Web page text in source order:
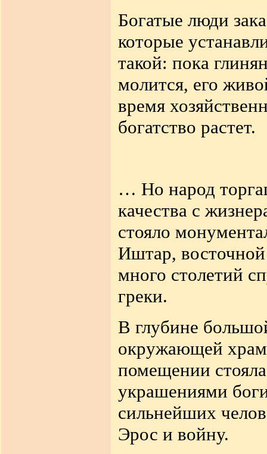
Богатые люди
которые
такой: пока
молится, его
время
богатство растет.
… Но народ
качества с
стояло
Иштар,
много столетий
греки.
В глубине
окружающей
помещении
украшениями
сильнейших
Эрос и войну.